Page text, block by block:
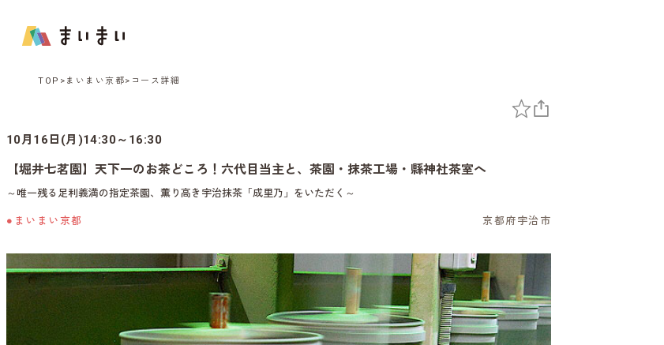
TOP まいまい京都 コース詳細
10月16日(月)14:30～16:30
【堀井七茗園】天下一のお茶どころ！六代目当主と、茶園・抹茶工場・縣神社茶室へ
～唯一残る足利義満の指定茶園、薫り高き宇治抹茶「成里乃」をいただく～
●まいまい京都 京都府宇治市